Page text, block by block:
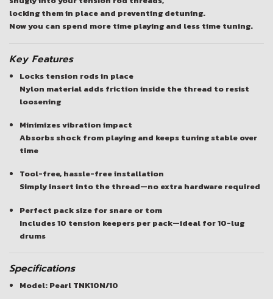
locking them in place and preventing detuning.
Now you can spend more time playing and less time tuning.
Key Features
Locks tension rods in place
Nylon material adds friction inside the thread to resist
loosening
Minimizes vibration impact
Absorbs shock from playing and keeps tuning stable over
time
Tool-free, hassle-free installation
Simply insert into the thread—no extra hardware required
Perfect pack size for snare or tom
Includes 10 tension keepers per pack—ideal for 10-lug
drums
Specifications
Model: Pearl TNK10N/10